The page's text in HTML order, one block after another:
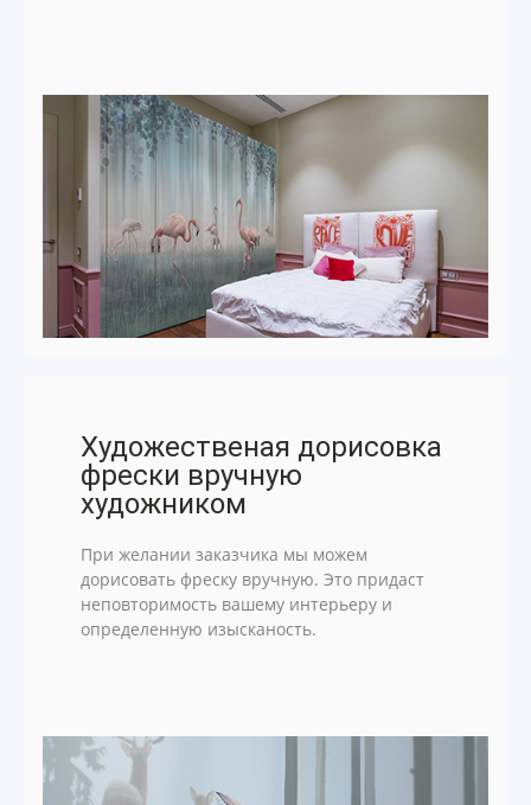
Художественая дорисовка
фрески вручную
художником
При желании заказчика мы можем
дорисовать фреску вручную. Это придаст
неповторимость вашему интерьеру и
определенную изысканость.